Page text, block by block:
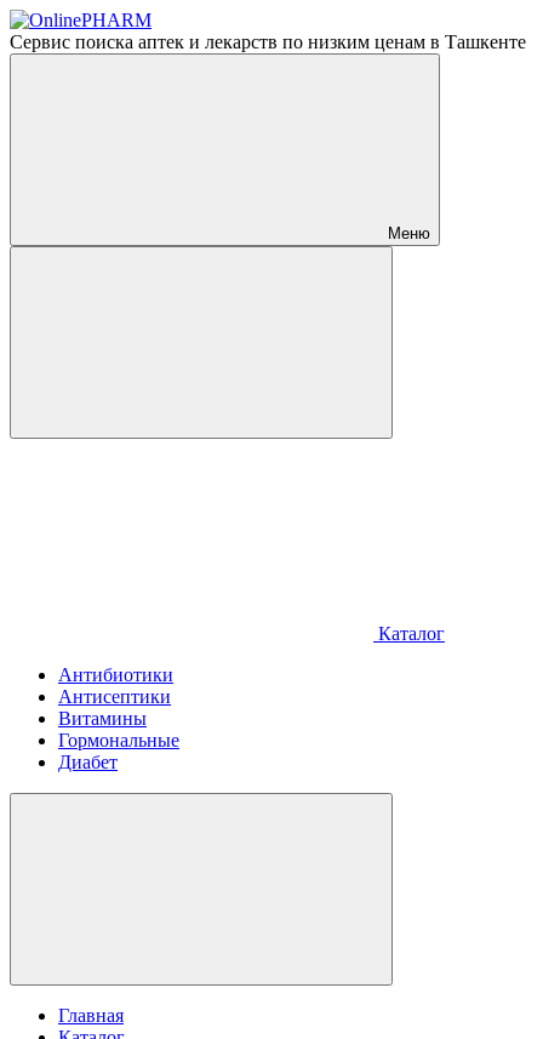
Сервис поиска аптек и лекарств по низким ценам в Ташкенте
Меню
Каталог
Антибиотики
Антисептики
Витамины
Гормональные
Диабет
Главная